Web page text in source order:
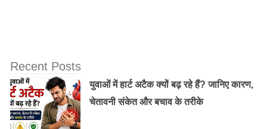
Recent Posts
युवाओं में हार्ट अटैक क्यों बढ़ रहे हैं? जानिए कारण,
चेतावनी संकेत और बचाव के तरीके